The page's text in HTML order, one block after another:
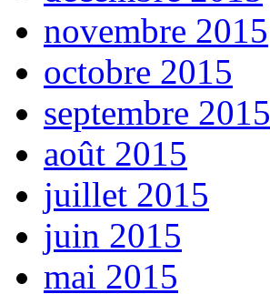
novembre 2015
octobre 2015
septembre 2015
août 2015
juillet 2015
juin 2015
mai 2015